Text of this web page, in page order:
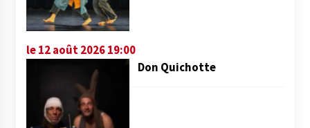
le 12 août 2026 19:00
Don Quichotte